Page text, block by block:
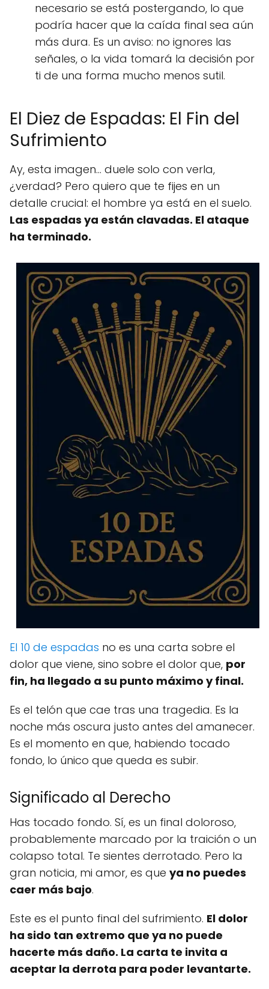
necesario se está postergando, lo que
podría hacer que la caída final sea aún
más dura. Es un aviso: no ignores las
señales, o la vida tomará la decisión por
ti de una forma mucho menos sutil.
El Diez de Espadas: El Fin del
Sufrimiento
Ay, esta imagen... duele solo con verla,
¿verdad? Pero quiero que te fijes en un
detalle crucial: el hombre ya está en el suelo.
Las espadas ya están clavadas. El ataque
ha terminado.
El 10 de espadas no es una carta sobre el
dolor que viene, sino sobre el dolor que, por
fin, ha llegado a su punto máximo y final.
Es el telón que cae tras una tragedia. Es la
noche más oscura justo antes del amanecer.
Es el momento en que, habiendo tocado
fondo, lo único que queda es subir.
Significado al Derecho
Has tocado fondo. Sí, es un final doloroso,
probablemente marcado por la traición o un
colapso total. Te sientes derrotado. Pero la
gran noticia, mi amor, es que ya no puedes
caer más bajo.
Este es el punto final del sufrimiento. El dolor
ha sido tan extremo que ya no puede
hacerte más daño. La carta te invita a
aceptar la derrota para poder levantarte.